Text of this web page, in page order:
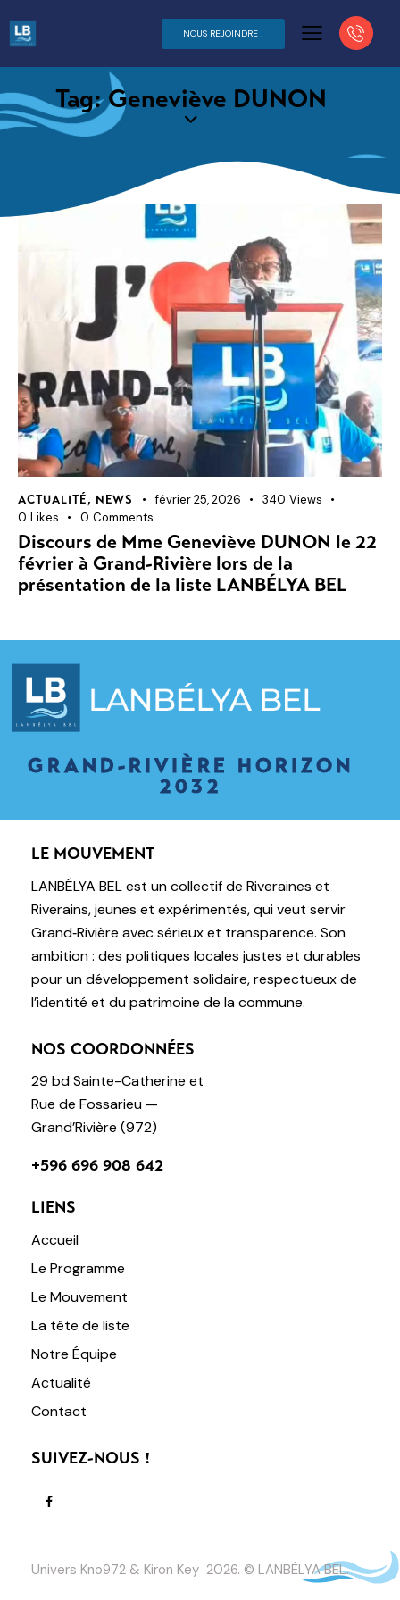
NOUS REJOINDRE !
Tag: Geneviève DUNON
ACTUALITÉ, NEWS février 25, 2026 340 Views
0 Likes 0 Comments
Discours de Mme Geneviève DUNON le 22
février à Grand-Rivière lors de la
présentation de la liste LANBÉLYA BEL
GRAND-RIVIÈRE HORIZON
2032
LE MOUVEMENT
LANBÉLYA BEL est un collectif de Riveraines et
Riverains, jeunes et expérimentés, qui veut servir
Grand‑Rivière avec sérieux et transparence. Son
ambition : des politiques locales justes et durables
pour un développement solidaire, respectueux de
l’identité et du patrimoine de la commune.
NOS COORDONNÉES
29 bd Sainte-Catherine et
Rue de Fossarieu —
Grand’Rivière (972)
+596 696 908 642
LIENS
Accueil
Le Programme
Le Mouvement
La tête de liste
Notre Équipe
Actualité
Contact
SUIVEZ-NOUS !
Univers Kno972 & Kiron Key 2026. © LANBÉLYA BEL.